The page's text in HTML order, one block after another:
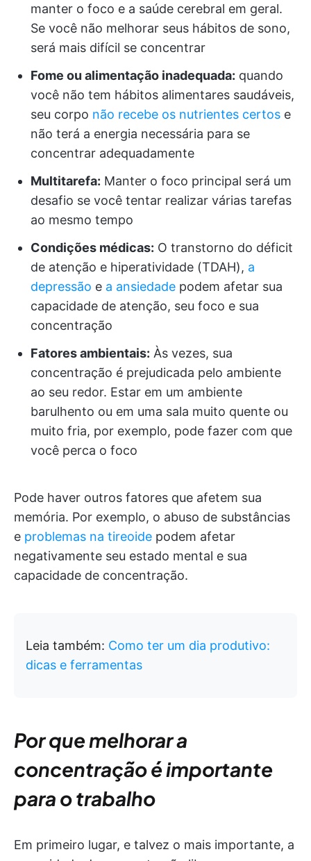
manter o foco e a saúde cerebral em geral.
Se você não melhorar seus hábitos de sono,
será mais difícil se concentrar
Fome ou alimentação inadequada: quando
você não tem hábitos alimentares saudáveis,
seu corpo não recebe os nutrientes certos e
não terá a energia necessária para se
concentrar adequadamente
Multitarefa: Manter o foco principal será um
desafio se você tentar realizar várias tarefas
ao mesmo tempo
Condições médicas: O transtorno do déficit
de atenção e hiperatividade (TDAH), a
depressão e a ansiedade podem afetar sua
capacidade de atenção, seu foco e sua
concentração
Fatores ambientais: Às vezes, sua
concentração é prejudicada pelo ambiente
ao seu redor. Estar em um ambiente
barulhento ou em uma sala muito quente ou
muito fria, por exemplo, pode fazer com que
você perca o foco
Pode haver outros fatores que afetem sua
memória. Por exemplo, o abuso de substâncias
e problemas na tireoide podem afetar
negativamente seu estado mental e sua
capacidade de concentração.
Leia também: Como ter um dia produtivo:
dicas e ferramentas
Por que melhorar a
concentração é importante
para o trabalho
Em primeiro lugar, e talvez o mais importante, a